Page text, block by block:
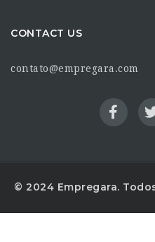
CONTACT US
contato@empregara.com
© 2024 Empregara.